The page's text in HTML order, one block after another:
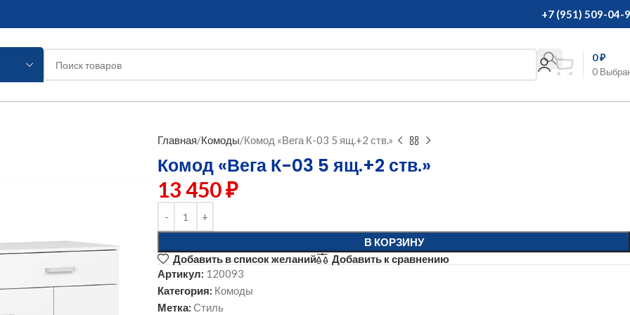
+7 (951) 509-04-
0
0₽
Главная Комоды Комод «Вега К-03 5 ящ.+2 ств.»
Комод «Вега К-03 5 ящ.+2 ств.»
13 450₽
В КОРЗИНУ
Добавить в список желаний
Добавить к сравнению
Артикул: 120093
Категория: Комоды
Метка: Стиль